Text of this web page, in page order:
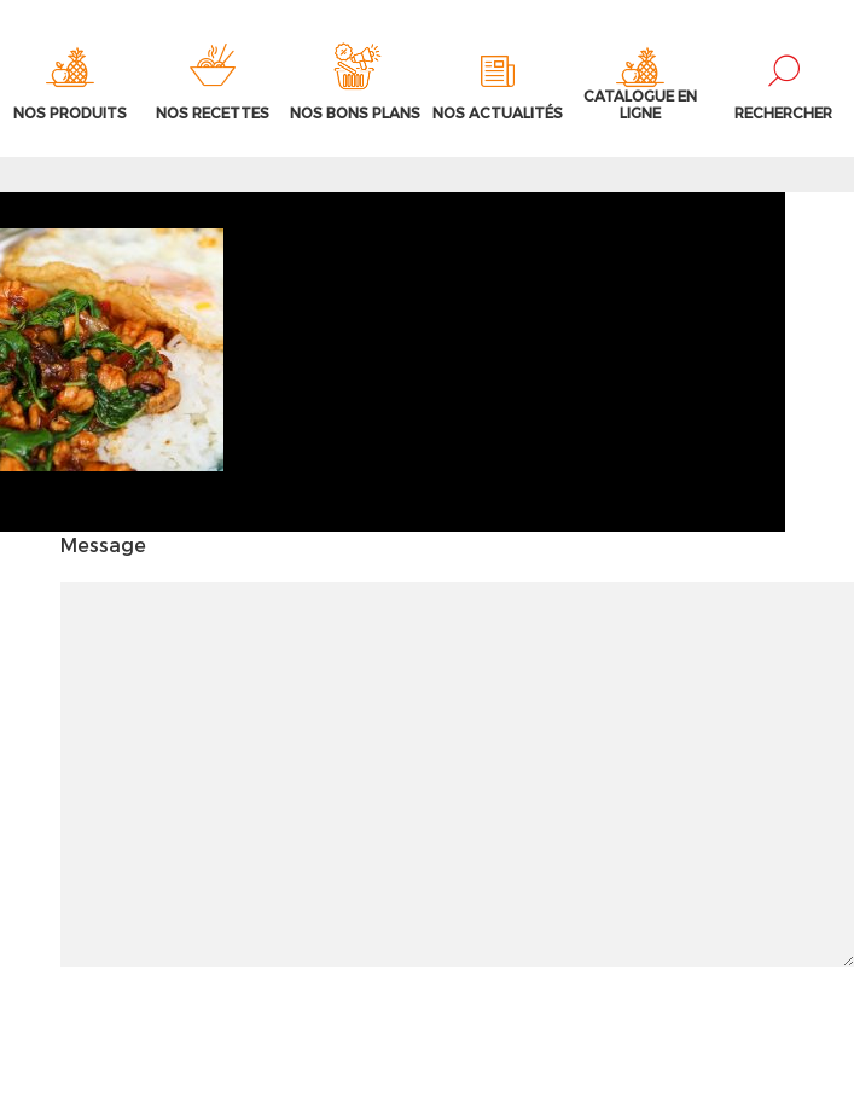
NOS PRODUITS NOS RECETTES NOS BONS PLANS NOS ACTUALITÉS
CATALOGUE EN
LIGNE
RECHERCHER
Message